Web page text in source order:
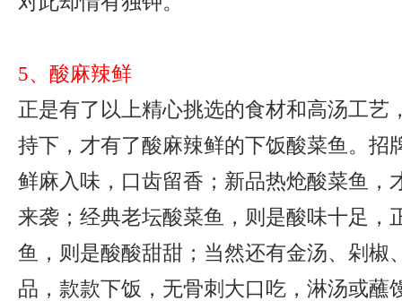
5、酸麻辣鲜
正是有了以上精心挑选的食材和高汤工艺
持下，才有了酸麻辣鲜的下饭酸菜鱼。招
鲜麻入味，口齿留香；新品热炝酸菜鱼，
来袭；经典老坛酸菜鱼，则是酸味十足，
鱼，则是酸酸甜甜；当然还有金汤、剁椒
品，款款下饭，无骨刺大口吃，淋汤或蘸